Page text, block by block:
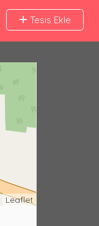
Tesis Ekle
Leaflet